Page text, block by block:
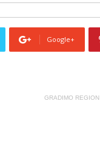
Google+
GRADIMO REGION